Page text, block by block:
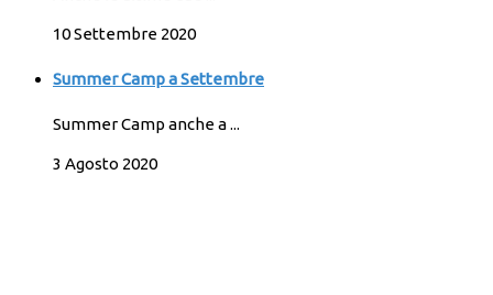
10 Settembre 2020
Summer Camp a Settembre
Summer Camp anche a ...
3 Agosto 2020